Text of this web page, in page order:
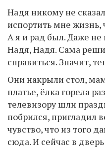
Надя никому не
испортить мне жизнь,
А я и рад был. Даже не
Надя, Надя. Сама
справиться. Значит,
Они накрыли стол,
платье, ёлка горела
телевизору шли
побрился, пригладил
чувство, что из того
сюда. И сейчас в